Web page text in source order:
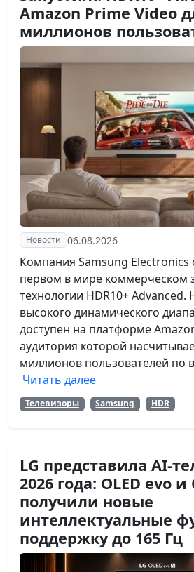
Amazon Prime Video
миллионов
Новости 06.08.2026
Компания Samsung Electronics
первом в мире коммерческом
технологии HDR10+ Advanced.
высокого динамического
доступен на платформе
аудитория которой
миллионов пользователей по
Читать далее
Телевизоры Samsung HDR
LG представила AI-
2026 года: OLED evo и
получили новые
интеллектуальные
поддержку до 165 Гц